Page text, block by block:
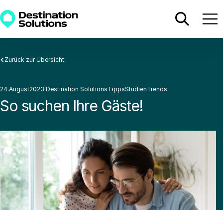
Zurück zur Übersicht
24.August2023·Destination Solutions ·
Tipps ·
Studien ·
Trends
So suchen Ihre Gäste!